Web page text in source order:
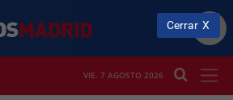
VIE. 7 AGOSTO 2026
Cerrar